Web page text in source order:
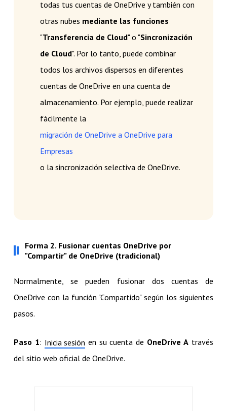
todas tus cuentas de OneDrive y también con
otras nubes mediante las funciones
"Transferencia de Cloud" o "Sincronización
de Cloud". Por lo tanto, puede combinar
todos los archivos dispersos en diferentes
cuentas de OneDrive en una cuenta de
almacenamiento. Por ejemplo, puede realizar
fácilmente la
migración de OneDrive a OneDrive para
Empresas
o la sincronización selectiva de OneDrive.
Forma 2. Fusionar cuentas OneDrive por
"Compartir" de OneDrive (tradicional)
Normalmente, se pueden fusionar dos cuentas de
OneDrive con la función "Compartido" según los siguientes
pasos.
Paso 1: Inicia sesión en su cuenta de OneDrive A través
del sitio web oficial de OneDrive.